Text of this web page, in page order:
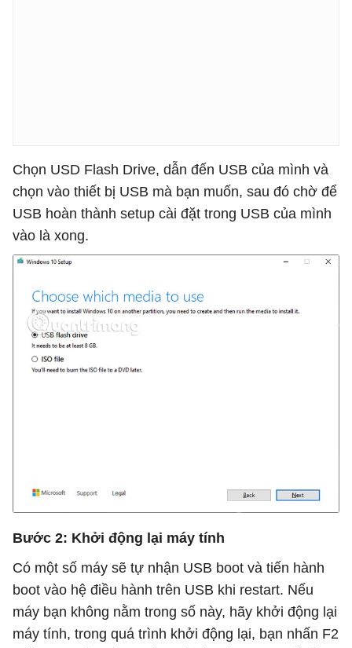
Chọn USD Flash Drive, dẫn đến USB của mình và
chọn vào thiết bị USB mà bạn muốn, sau đó chờ để
USB hoàn thành setup cài đặt trong USB của mình
vào là xong.
Bước 2: Khởi động lại máy tính
Có một số máy sẽ tự nhận USB boot và tiến hành
boot vào hệ điều hành trên USB khi restart. Nếu
máy bạn không nằm trong số này, hãy khởi động lại
máy tính, trong quá trình khởi động lại, bạn nhấn F2